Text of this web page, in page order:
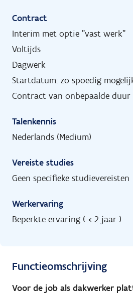
Contract
Interim met optie "vast werk"
Voltijds
Dagwerk
Startdatum: zo spoedig
Contract van onbepaalde duur
Talenkennis
Nederlands (Medium)
Vereiste studies
Geen specifieke studievereisten
Werkervaring
Beperkte ervaring ( < 2 jaar )
Functieomschrijving
Voor de job als dakwerker